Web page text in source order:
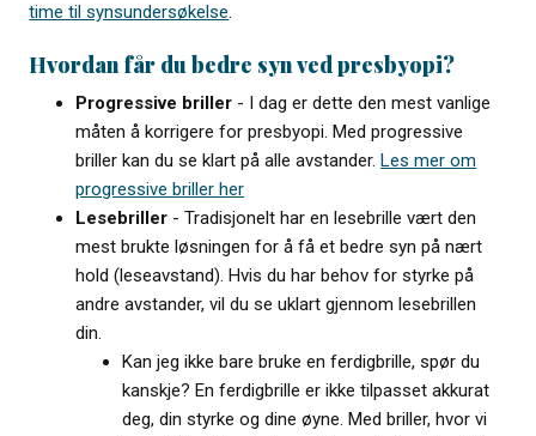
time til synsundersøkelse.
Hvordan får du bedre syn ved presbyopi?
Progressive briller - I dag er dette den mest vanlige
måten å korrigere for presbyopi. Med progressive
briller kan du se klart på alle avstander.Les mer om
progressive briller her
Lesebriller - Tradisjonelt har en lesebrille vært den
mest brukte løsningen for å få et bedre syn på nært
hold (leseavstand). Hvis du har behov for styrke på
andre avstander, vil du se uklart gjennom lesebrillen
din.
Kan jeg ikke bare bruke en ferdigbrille, spør du
kanskje? En ferdigbrille er ikke tilpasset akkurat
deg, din styrke og dine øyne. Med briller, hvor vi